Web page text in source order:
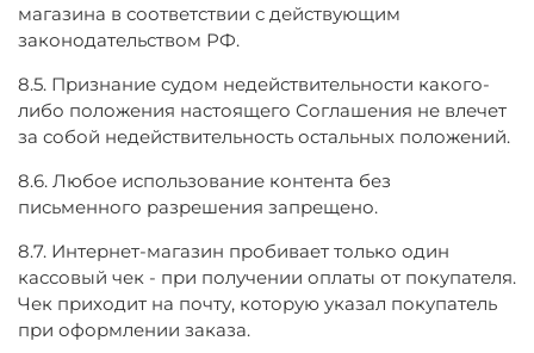
магазина в соответствии с действующим
законодательством РФ.
8.5. Признание судом недействительности какого-
либо положения настоящего Соглашения не влечет
за собой недействительность остальных положений.
8.6. Любое использование контента без
письменного разрешения запрещено.
8.7. Интернет-магазин пробивает только один
кассовый чек - при получении оплаты от покупателя.
Чек приходит на почту, которую указал покупатель
при оформлении заказа.